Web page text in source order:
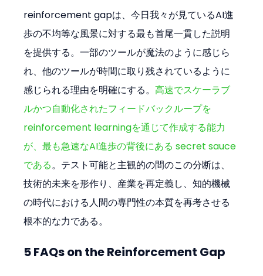
reinforcement gapは、今日我々が見ているAI進
歩の不均等な風景に対する最も首尾一貫した説明
を提供する。一部のツールが魔法のように感じら
れ、他のツールが時間に取り残されているように
感じられる理由を明確にする。高速でスケーラブ
ルかつ自動化されたフィードバックループを
reinforcement learningを通じて作成する能力
が、最も急速なAI進歩の背後にある secret sauce
である。テスト可能と主観的の間のこの分断は、
技術的未来を形作り、産業を再定義し、知的機械
の時代における人間の専門性の本質を再考させる
根本的な力である。
5 FAQs on the Reinforcement Gap